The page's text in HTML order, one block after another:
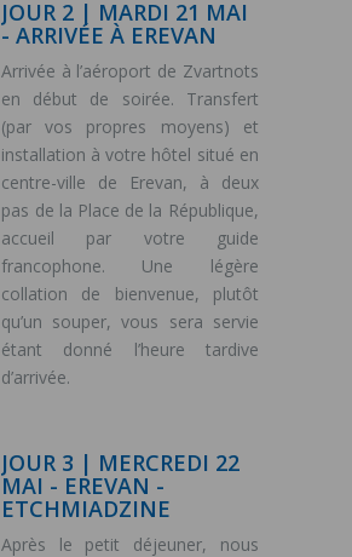
JOUR 2 | MARDI 21 MAI
- ARRIVÉE À EREVAN
Arrivée à l’aéroport de Zvartnots
en début de soirée. Transfert
(par vos propres moyens) et
installation à votre hôtel situé en
centre-ville de Erevan, à deux
pas de la Place de la République,
accueil par votre guide
francophone. Une légère
collation de bienvenue, plutôt
qu’un souper, vous sera servie
étant donné l’heure tardive
d’arrivée.
JOUR 3 | MERCREDI 22
MAI - EREVAN -
ETCHMIADZINE
Après le petit déjeuner, nous